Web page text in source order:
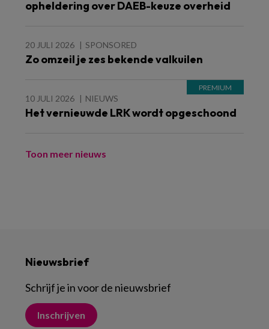
opheldering over DAEB-keuze overheid
20 JULI 2026 SPONSORED
Zo omzeil je zes bekende valkuilen
10 JULI 2026 NIEUWS
Het vernieuwde LRK wordt opgeschoond
Toon meer nieuws
Nieuwsbrief
Schrijf je in voor de nieuwsbrief
Inschrijven